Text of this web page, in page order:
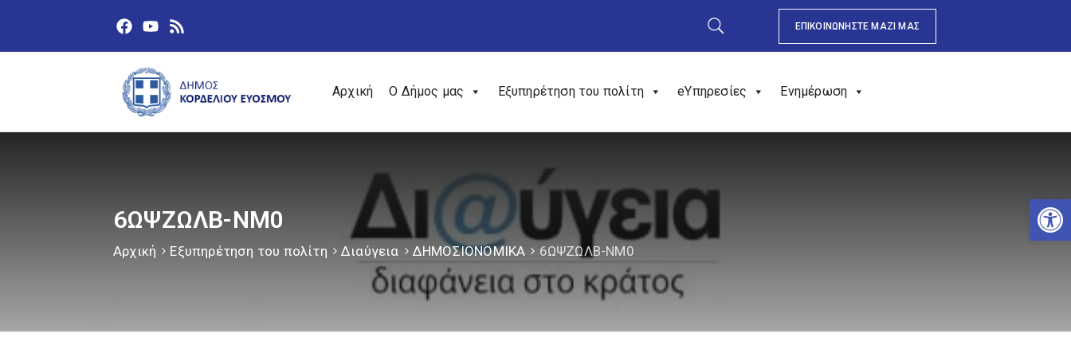
ΕΠΙΚΟΙΝΩΝΗΣΤΕ ΜΑΖΙ ΜΑΣ
Αρχική Ο Δήμος μας Εξυπηρέτηση του πολίτη eΥπηρεσίες Ενημέρωση
6ΩΨΖΩΛΒ-ΝΜ0
Αρχική Εξυπηρέτηση του πολίτη Διαύγεια ΔΗΜΟΣΙΟΝΟΜΙΚΑ 6ΩΨΖΩΛΒ-ΝΜ0